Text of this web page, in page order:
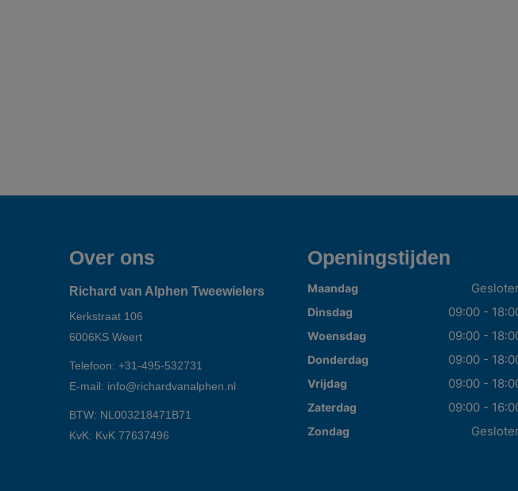
Over ons
Richard van Alphen Tweewielers
Kerkstraat 106
6006KS Weert
Telefoon: +31-495-532731
E-mail: info@richardvanalphen.nl
BTW: NL003218471B71
KvK: KvK 77637496
Openingstijden
Maandag
Dinsdag 09:00 -
Woensdag 09:00 -
Donderdag 09:00 -
Vrijdag 09:00 -
Zaterdag 09:00 -
Zondag